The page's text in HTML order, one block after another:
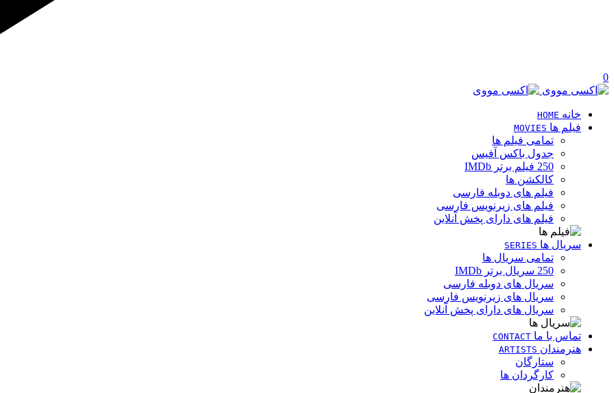
0
خانه HOME
فیلم ها MOVIES
تمامی فیلم ها
جدول باکس آفیس
250 فیلم برتر IMDb
کالکشن ها
فیلم های دوبله فارسی
فیلم های زیرنویس فارسی
فیلم های دارای پخش آنلاین
سریال ها SERIES
تمامی سریال ها
250 سریال برتر IMDb
سریال های دوبله فارسی
سریال های زیرنویس فارسی
سریال های دارای پخش آنلاین
تماس با ما CONTACT
هنرمندان ARTISTS
ستارگان
کارگردان ها